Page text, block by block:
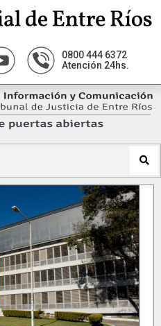
0800 444 6372
Atención 24hs.